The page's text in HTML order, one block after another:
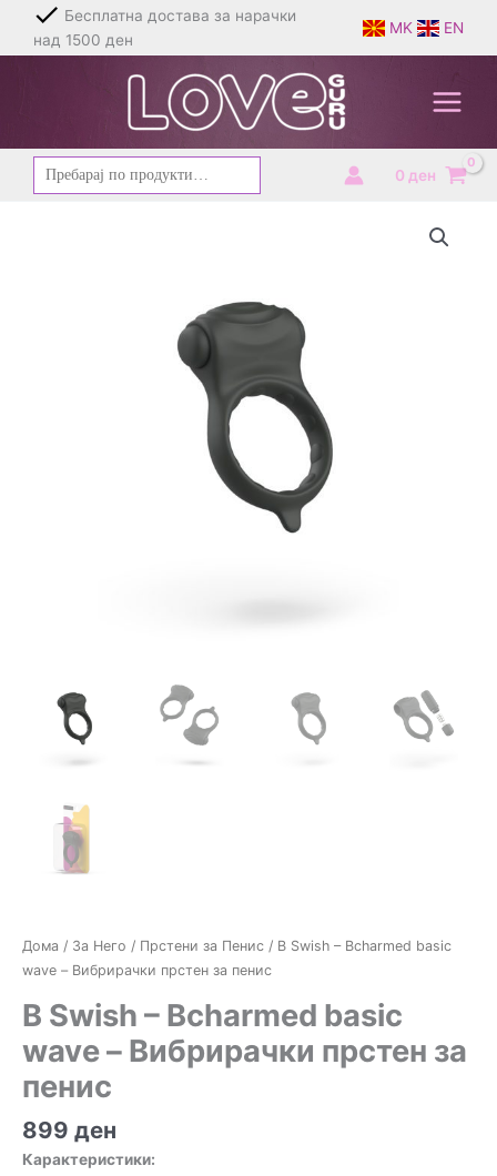
content
Бесплатна достава за нарачки
над 1500 ден
MK EN
Барај
за:
0 ден
Дома / За Него / Прстени за Пенис / B Swish – Bcharmed basic
wave – Вибрирачки прстен за пенис
B Swish – Bcharmed basic
wave – Вибрирачки прстен за
пенис
899 ден
Карактеристики: